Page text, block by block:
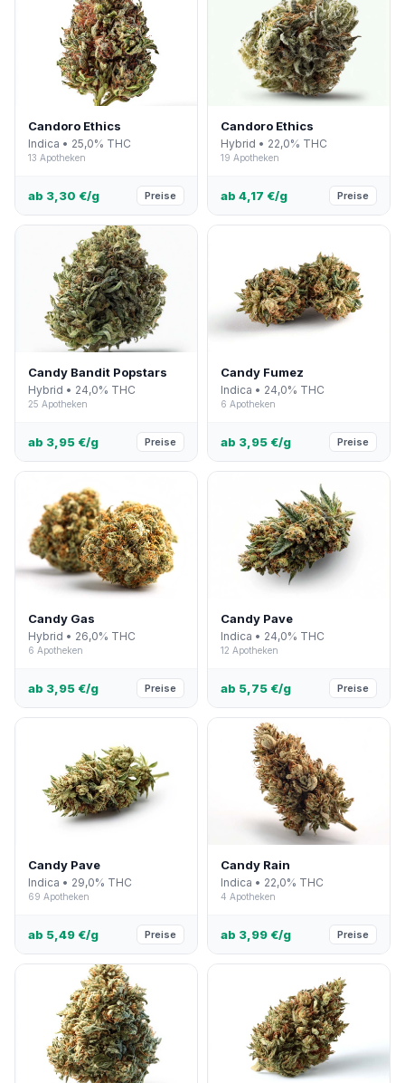
Candoro Ethics
Indica • 25,0% THC
13 Apotheken
ab 3,30 €/g Preise
Candoro Ethics
Hybrid • 22,0% THC
19 Apotheken
ab 4,17 €/g Preise
Candy Bandit Popstars
Hybrid • 24,0% THC
25 Apotheken
ab 3,95 €/g Preise
Candy Fumez
Indica • 24,0% THC
6 Apotheken
ab 3,95 €/g Preise
Candy Gas
Hybrid • 26,0% THC
6 Apotheken
ab 3,95 €/g Preise
Candy Pave
Indica • 24,0% THC
12 Apotheken
ab 5,75 €/g Preise
Candy Pave
Indica • 29,0% THC
69 Apotheken
ab 5,49 €/g Preise
Candy Rain
Indica • 22,0% THC
4 Apotheken
ab 3,99 €/g Preise